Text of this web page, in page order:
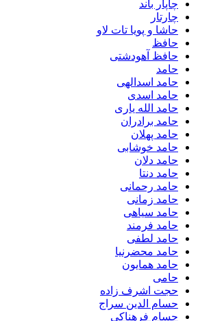
چاپار باند
چارتار
حاشا و پویا تات لاو
حافظ
حافظ آهودشتی
حامد
حامد اسدالهی
حامد اسدی
حامد الله یاری
حامد برادران
حامد پهلان
حامد خوشابی
حامد دلان
حامد دنتا
حامد رحمانی
حامد زمانی
حامد سیاهی
حامد فرمند
حامد لطفی
حامد محضرنیا
حامد همایون
حامی
حجت اشرف زاده
حسام الدین سراج
حسام فرهناکی